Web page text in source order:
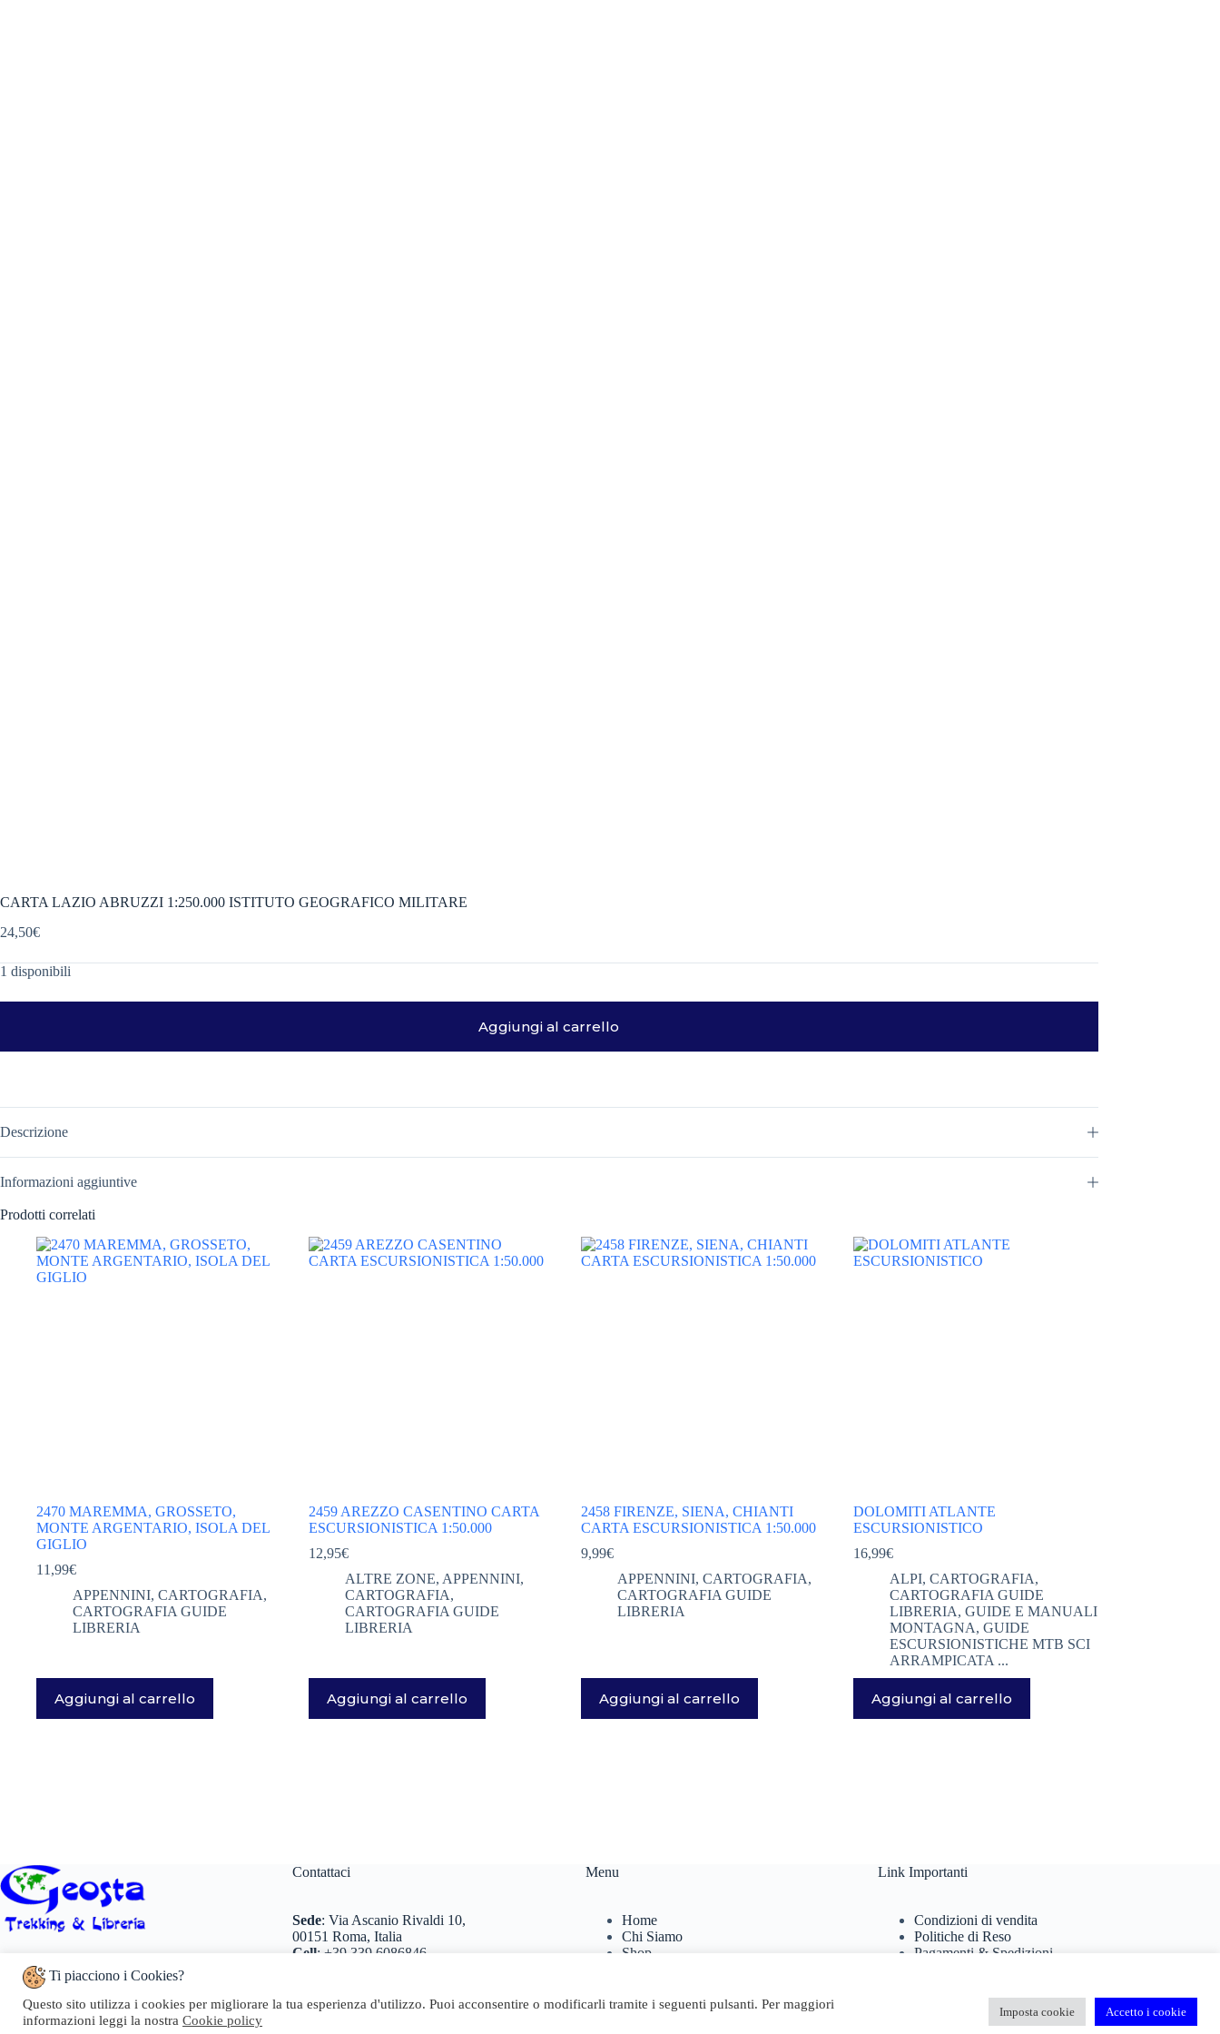
CARTA LAZIO ABRUZZI 1:250.000 ISTITUTO GEOGRAFICO MILITARE
24,50€
1 disponibili
Aggiungi al carrello
Descrizione
Informazioni aggiuntive
Prodotti correlati
2470 MAREMMA, GROSSETO,
MONTE ARGENTARIO, ISOLA DEL
GIGLIO
11,99€
APPENNINI, CARTOGRAFIA,
CARTOGRAFIA GUIDE
LIBRERIA
Aggiungi al carrello
2459 AREZZO CASENTINO CARTA
ESCURSIONISTICA 1:50.000
12,95€
ALTRE ZONE, APPENNINI,
CARTOGRAFIA,
CARTOGRAFIA GUIDE
LIBRERIA
Aggiungi al carrello
2458 FIRENZE, SIENA, CHIANTI
CARTA ESCURSIONISTICA 1:50.000
9,99€
APPENNINI, CARTOGRAFIA,
CARTOGRAFIA GUIDE
LIBRERIA
Aggiungi al carrello
DOLOMITI ATLANTE
ESCURSIONISTICO
16,99€
ALPI, CARTOGRAFIA,
CARTOGRAFIA GUIDE
LIBRERIA, GUIDE E MANUALI
MONTAGNA, GUIDE
ESCURSIONISTICHE MTB SCI
ARRAMPICATA ...
Aggiungi al carrello
Codice fiscale e n.iscr. al Registro Imprese:
LNGRTI74D69H501Q
Partita IVA: 07096371005
Contattaci
Sede:Via Ascanio Rivaldi 10,
00151 Roma, Italia
Cell:+39 339 6086846
Email:info@geosta.it
Menu
Home
Chi Siamo
Shop
Link Importanti
Condizioni di vendita
Politiche di Reso
Pagamenti & Spedizioni
Cookie Policy
Domande Frequenti
Ti piacciono i Cookies?
Questo sito utilizza i cookies per migliorare la tua esperienza d'utilizzo. Puoi acconsentire o modificarli tramite i seguenti pulsanti. Per maggiori
informazioni leggi la nostra Cookie policy
Imposta cookie Accetto i cookie